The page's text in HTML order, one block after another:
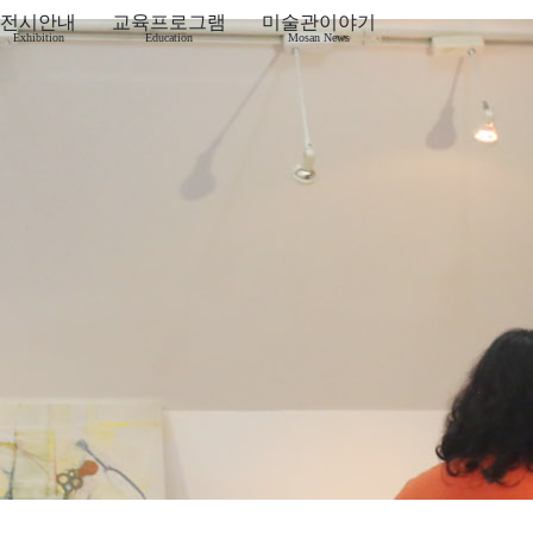
전시안내
Exhibition
교육프로그램
Education
미술관이야기
Mosan News